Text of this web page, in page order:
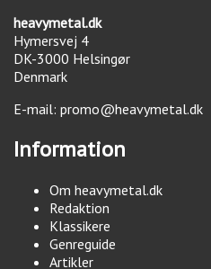
heavymetal.dk
Hymersvej 4
DK-3000 Helsingør
Denmark
E-mail: promo@heavymetal.dk
Information
Om heavymetal.dk
Redaktion
Klassikere
Genreguide
Artikler